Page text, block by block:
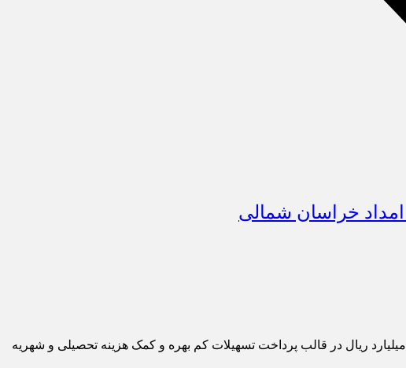
پارتیان امروز- مدیرکل کمیته امداد امام خمینی(ره) خراسان‌شمالی گفت: این نهاد حمایتی از ابتدای سال تحصیلی جدید تاکنون ۴۸ میلیارد ریال در قالب پرداخت تسهیلات کم بهره و کمک هزینه تحصیلی و شهریه